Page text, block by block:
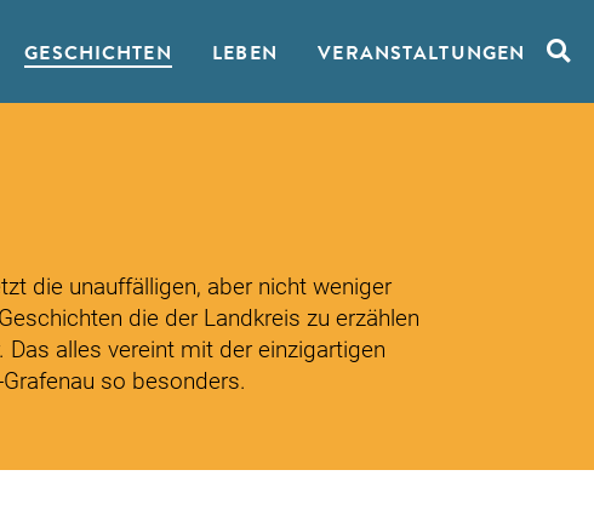
GESCHICHTEN LEBEN VERANSTALTUNGEN
die unauffälligen, aber nicht weniger
die der Landkreis zu erzählen
alles vereint mit der einzigartigen
so besonders.